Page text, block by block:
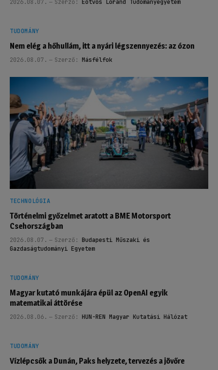
2026.08.07. Szerző: Eötvös Loránd Tudományegyetem
TUDOMÁNY
Nem elég a hőhullám, itt a nyári légszennyezés: az ózon
2026.08.07. Szerző: Másfélfok
TECHNOLÓGIA
Történelmi győzelmet aratott a BME Motorsport
Csehországban
2026.08.07. Szerző: Budapesti Műszaki és
Gazdaságtudományi Egyetem
TUDOMÁNY
Magyar kutató munkájára épül az OpenAI egyik
matematikai áttörése
2026.08.06. Szerző: HUN-REN Magyar Kutatási Hálózat
TUDOMÁNY
Vízlépcsők a Dunán, Paks helyzete, tervezés a jövőre